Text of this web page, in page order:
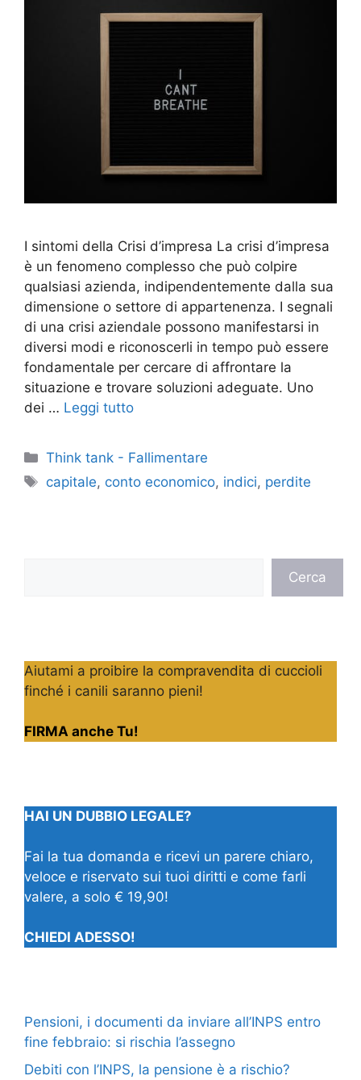
I sintomi della Crisi d’impresa La crisi d’impresa
è un fenomeno complesso che può colpire
qualsiasi azienda, indipendentemente dalla sua
dimensione o settore di appartenenza. I segnali
di una crisi aziendale possono manifestarsi in
diversi modi e riconoscerli in tempo può essere
fondamentale per cercare di affrontare la
situazione e trovare soluzioni adeguate. Uno
dei … Leggi tutto
Categorie
Think tank - Fallimentare
Tag
capitale, conto economico, indici, perdite
Cerca
Aiutami a proibire la compravendita di cuccioli
finché i canili saranno pieni!
FIRMA anche Tu!
HAI UN DUBBIO LEGALE?
Fai la tua domanda e ricevi un parere chiaro,
veloce e riservato sui tuoi diritti e come farli
valere, a solo € 19,90!
CHIEDI ADESSO!
Pensioni, i documenti da inviare all’INPS entro
fine febbraio: si rischia l’assegno
Debiti con l’INPS, la pensione è a rischio?